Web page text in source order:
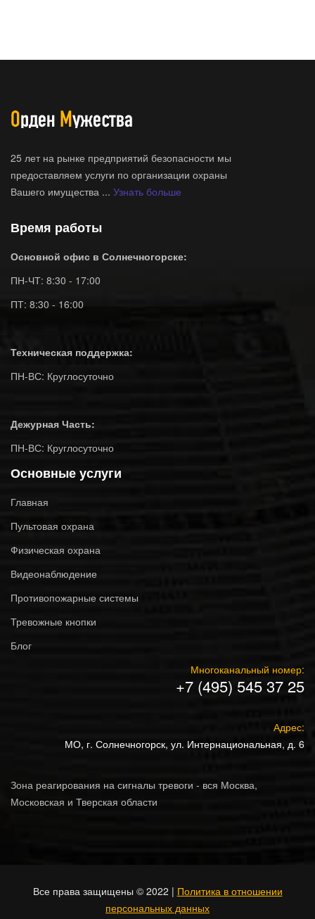
25 лет на рынке предприятий безопасности мы
предоставляем услуги по организации охраны
Вашего имущества ... Узнать больше
Время работы
Основной офис в Солнечногорске:
ПН-ЧТ: 8:30 - 17:00
ПТ: 8:30 - 16:00
Техническая поддержка:
ПН-ВС: Круглосуточно
Дежурная Часть:
ПН-ВС: Круглосуточно
Основные услуги
Главная
Пультовая охрана
Физическая охрана
Видеонаблюдение
Противопожарные системы
Тревожные кнопки
Блог
Многоканальный номер:
+7 (495) 545 37 25
Адрес:
МО, г. Солнечногорск, ул. Интернациональная, д. 6
Зона реагирования на сигналы тревоги - вся Москва,
Московская и Тверская области
Все права защищены © 2022 | Политика в отношении
персональных данных